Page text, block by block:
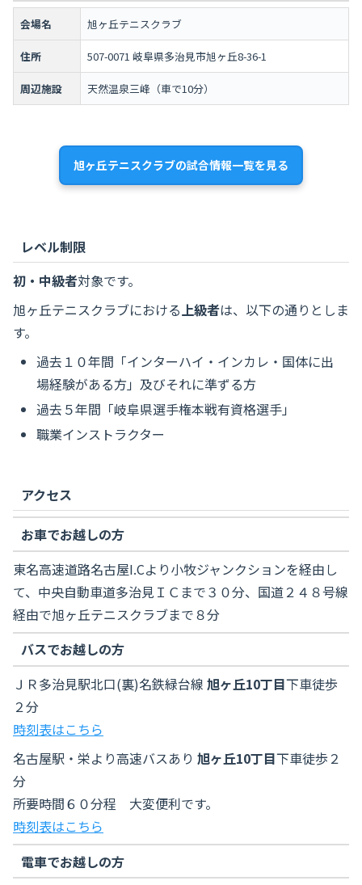
会場名 旭ヶ丘テニスクラブ
住所 507-0071 岐阜県多治見市旭ヶ丘8-36-1
周辺施設 天然温泉三峰（車で10分）
旭ヶ丘テニスクラブの試合情報一覧を見る
レベル制限
初・中級者対象です。
旭ヶ丘テニスクラブにおける 上級者は、以下の通りとしま
す。
過去１０年間「インターハイ・インカレ・国体に出
場経験がある方」及びそれに準ずる方
過去５年間「岐阜県選手権本戦有資格選手」
職業インストラクター
アクセス
お車でお越しの方
東名高速道路名古屋I.Cより小牧ジャンクションを経由し
て、中央自動車道多治見ＩＣまで３０分、国道２４８号線
経由で旭ヶ丘テニスクラブまで８分
バスでお越しの方
ＪＲ多治見駅北口(裏)名鉄緑台線 旭ヶ丘10丁目下車徒歩
２分
時刻表はこちら
名古屋駅・栄より高速バスあり 旭ヶ丘10丁目下車徒歩２
分
所要時間６０分程 大変便利です。
時刻表はこちら
電車でお越しの方